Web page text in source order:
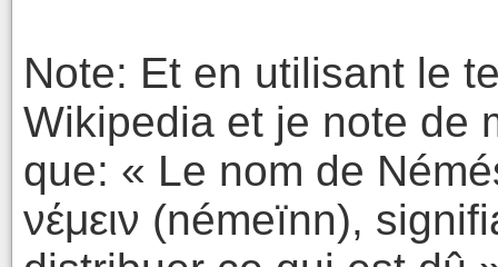
Note: Et en utilisant le
Wikipedia et je note de
que: « Le nom de
νέμειν (némeïnn),